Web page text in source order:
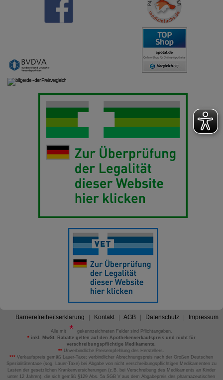
Barrierefreiheitserklärung Kontakt AGB Datenschutz Impressum
Alle mit
gekennzeichneten Felder sind Pflichtangaben.
*inkl. MwSt. Rabatte gelten auf den Apothekenverkaufspreis und nicht für
verschreibungspflichtige Medikamente.
** Unverbindliche Preisempfehlung des Herstellers.
*** Verkaufspreis gemäß Lauer-Taxe; verbindlicher Abrechnungspreis nach der Großen Deutschen
Spezialitätentaxe (sog. Lauer-Taxe) bei Abgabe von nicht verschreibungspflichtigen Medikamenten zu
Lasten der gesetzlichen Krankenversicherungen (z.B. bei Verschreibung des Medikaments an Kinder
unter 12 Jahren), die sich gemäß §129 Abs. 5a SGB V aus dem Abgabepreis des pharmazeutischen